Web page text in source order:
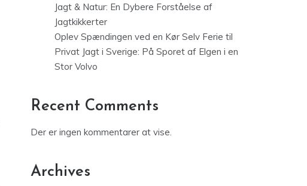
Jagt & Natur: En Dybere Forståelse af
Jagtkikkerter
Oplev Spændingen ved en Kør Selv Ferie til
Privat Jagt i Sverige: På Sporet af Elgen i en
Stor Volvo
Recent Comments
Der er ingen kommentarer at vise.
Archives